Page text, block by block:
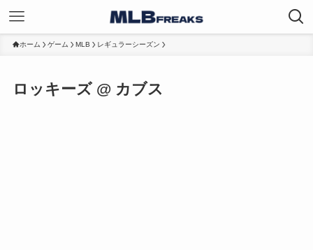
ホーム ゲーム MLB レギュラーシーズン
ロッキーズ @ カブス